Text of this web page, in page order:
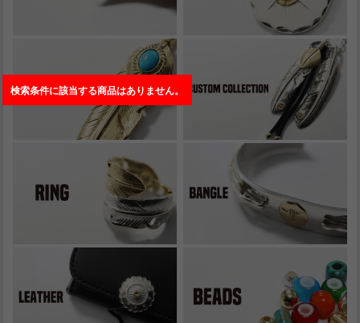
検索条件に該当する商品はありません。